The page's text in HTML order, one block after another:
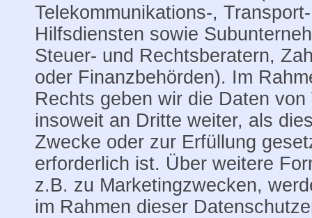
Telekommunikations-,
Hilfsdiensten sowie
Steuer- und Rechtsberatern,
oder Finanzbehörden). Im
Rechts geben wir die Daten
insoweit an Dritte weiter, als
Zwecke oder zur Erfüllung
erforderlich ist. Über weitere
z.B. zu Marketingzwecken,
im Rahmen dieser